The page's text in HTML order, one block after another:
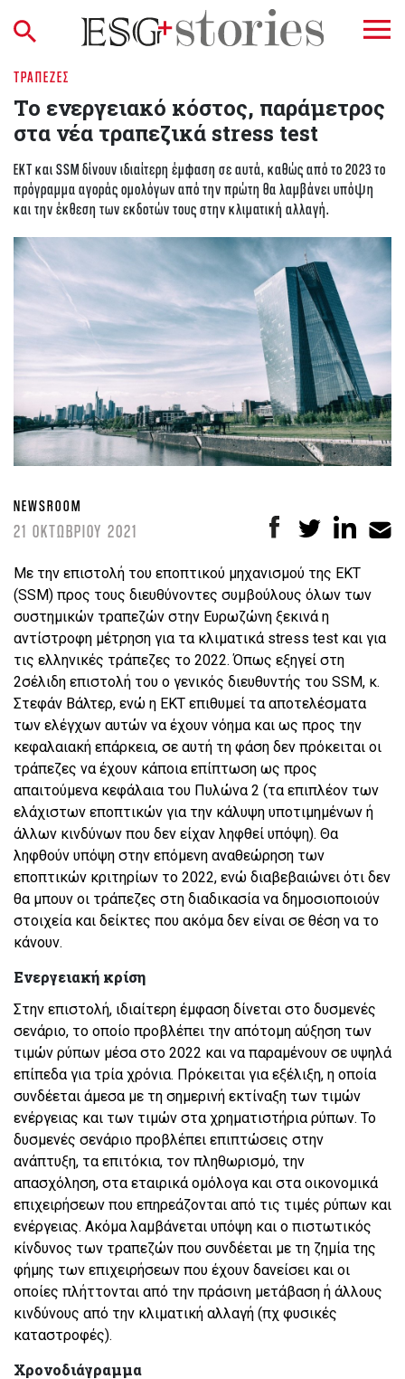
ΤΡΆΠΕΖΕΣ
Το ενεργειακό κόστος, παράμετρος
στα νέα τραπεζικά stress test
ΕΚΤ και SSM δίνουν ιδιαίτερη έμφαση σε αυτά, καθώς από το 2023 το
πρόγραμμα αγοράς ομολόγων από την πρώτη θα λαμβάνει υπόψη
και την έκθεση των εκδοτών τους στην κλιματική αλλαγή.
NEWSROOM
21 ΟΚΤΩΒΡΙΟΥ 2021
Με την επιστολή του εποπτικού μηχανισμού της ΕΚΤ
(SSM) προς τους διευθύνοντες συμβούλους όλων των
συστημικών τραπεζών στην Ευρωζώνη ξεκινά η
αντίστροφη μέτρηση για τα κλιματικά stress test και για
τις ελληνικές τράπεζες το 2022. Όπως εξηγεί στη
2σέλιδη επιστολή του ο γενικός διευθυντής του SSM, κ.
Στεφάν Βάλτερ, ενώ η ΕΚΤ επιθυμεί τα αποτελέσματα
των ελέγχων αυτών να έχουν νόημα και ως προς την
κεφαλαιακή επάρκεια, σε αυτή τη φάση δεν πρόκειται οι
τράπεζες να έχουν κάποια επίπτωση ως προς
απαιτούμενα κεφάλαια του Πυλώνα 2 (τα επιπλέον των
ελάχιστων εποπτικών για την κάλυψη υποτιμημένων ή
άλλων κινδύνων που δεν είχαν ληφθεί υπόψη). Θα
ληφθούν υπόψη στην επόμενη αναθεώρηση των
εποπτικών κριτηρίων το 2022, ενώ διαβεβαιώνει ότι δεν
θα μπουν οι τράπεζες στη διαδικασία να δημοσιοποιούν
στοιχεία και δείκτες που ακόμα δεν είναι σε θέση να το
κάνουν.
Ενεργειακή κρίση
Στην επιστολή, ιδιαίτερη έμφαση δίνεται στο δυσμενές
σενάριο, το οποίο προβλέπει την απότομη αύξηση των
τιμών ρύπων μέσα στο 2022 και να παραμένουν σε υψηλά
επίπεδα για τρία χρόνια. Πρόκειται για εξέλιξη, η οποία
συνδέεται άμεσα με τη σημερινή εκτίναξη των τιμών
ενέργειας και των τιμών στα χρηματιστήρια ρύπων. Το
δυσμενές σενάριο προβλέπει επιπτώσεις στην
ανάπτυξη, τα επιτόκια, τον πληθωρισμό, την
απασχόληση, στα εταιρικά ομόλογα και στα οικονομικά
επιχειρήσεων που επηρεάζονται από τις τιμές ρύπων και
ενέργειας. Ακόμα λαμβάνεται υπόψη και ο πιστωτικός
κίνδυνος των τραπεζών που συνδέεται με τη ζημία της
φήμης των επιχειρήσεων που έχουν δανείσει και οι
οποίες πλήττονται από την πράσινη μετάβαση ή άλλους
κινδύνους από την κλιματική αλλαγή (πχ φυσικές
καταστροφές).
Χρονοδιάγραμμα